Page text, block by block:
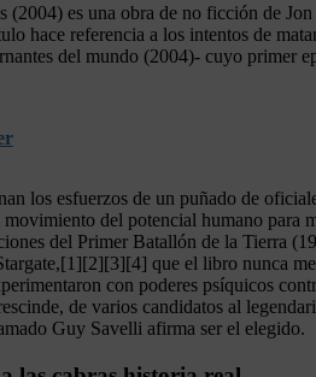
(2004) es una obra de no ficción de
hace referencia a los intentos de
del mundo (2004)- cuyo primer
los esfuerzos de un puñado de
del potencial humano para
del Primer Batallón de la Tierra
que el libro nunca
con poderes psíquicos
de varios candidatos al
Guy Savelli afirma ser el elegido.